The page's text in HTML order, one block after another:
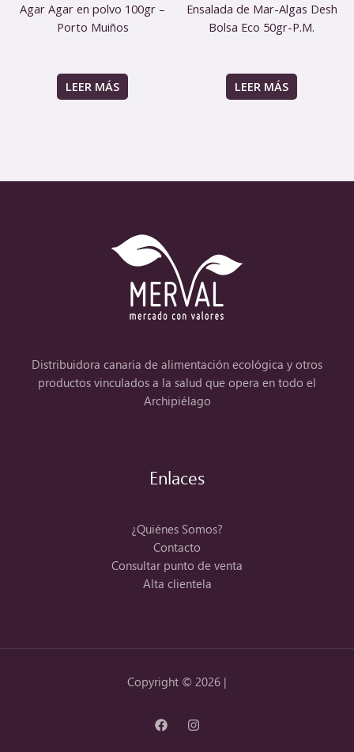
Agar Agar en polvo 100gr –
Porto Muiños
LEER MÁS
Ensalada de Mar-Algas Desh
Bolsa Eco 50gr-P.M.
LEER MÁS
Distribuidora canaria de alimentación ecológica y otros
productos vinculados a la salud que opera en todo el
Archipiélago
Enlaces
¿Quiénes Somos?
Contacto
Consultar punto de venta
Alta clientela
Copyright © 2026 |